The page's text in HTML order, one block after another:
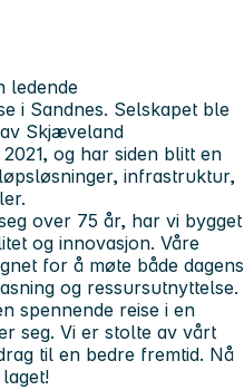
ledende
i Sandnes. Selskapet ble
Skjæveland
og har siden blitt en
infrastruktur,
over 75 år, har vi bygget
og innovasjon. Våre
for å møte både dagens
og ressursutnyttelse.
spennende reise i en
seg. Vi er stolte av vårt
til en bedre fremtid. Nå